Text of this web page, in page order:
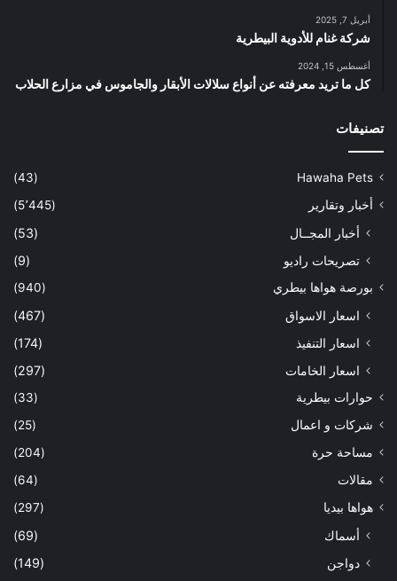
أبريل 7, 2025
شركة غنام للأدوية البيطرية
أغسطس 15, 2024
كل ما تريد معرفته عن أنواع سلالات الأبقار والجاموس في مزارع الحلاب
تصنيفات
Hawaha Pets
(43)
أخبار وتقارير
(5٬445)
أخبار المجــال
(53)
تصريحات راديو
(9)
بورصة هواها بيطري (940)
اسعار الاسواق
(467)
اسعار التنفيذ
(174)
اسعار الخامات
(297)
حوارات بيطرية
(33)
شركات و اعمال
(25)
مساحة حرة
(204)
مقالات
(64)
هواها بيديا
(297)
أسماك
(69)
دواجن
(149)